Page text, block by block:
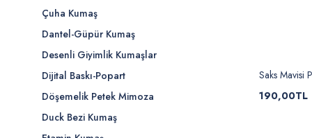
Çuha Kumaş
Dantel-Güpür Kumaş
Desenli Giyimlik Kumaşlar
Dijital Baskı-Popart
Döşemelik Petek Mimoza
Duck Bezi Kumaş
Saks Mavisi
190,00TL